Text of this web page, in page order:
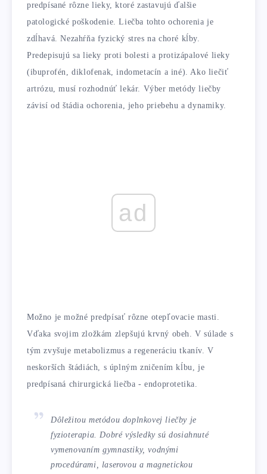
predpísané rôzne lieky, ktoré zastavujú ďalšie
patologické poškodenie. Liečba tohto ochorenia je
zdĺhavá. Nezahŕňa fyzický stres na choré kĺby.
Predepisujú sa lieky proti bolesti a protizápalové lieky
(ibuprofén, diklofenak, indometacín a iné). Ako liečiť
artrózu, musí rozhodnúť lekár. Výber metódy liečby
závisí od štádia ochorenia, jeho priebehu a dynamiky.
ad
Možno je možné predpísať rôzne otepľovacie masti.
Vďaka svojim zložkám zlepšujú krvný obeh. V súlade s
tým zvyšuje metabolizmus a regeneráciu tkanív. V
neskorších štádiách, s úplným zničením kĺbu, je
predpísaná chirurgická liečba - endoprotetika.
Dôležitou metódou doplnkovej liečby je
fyzioterapia. Dobré výsledky sú dosiahnuté
vymenovaním gymnastiky, vodnými
procedúrami, laserovou a magnetickou